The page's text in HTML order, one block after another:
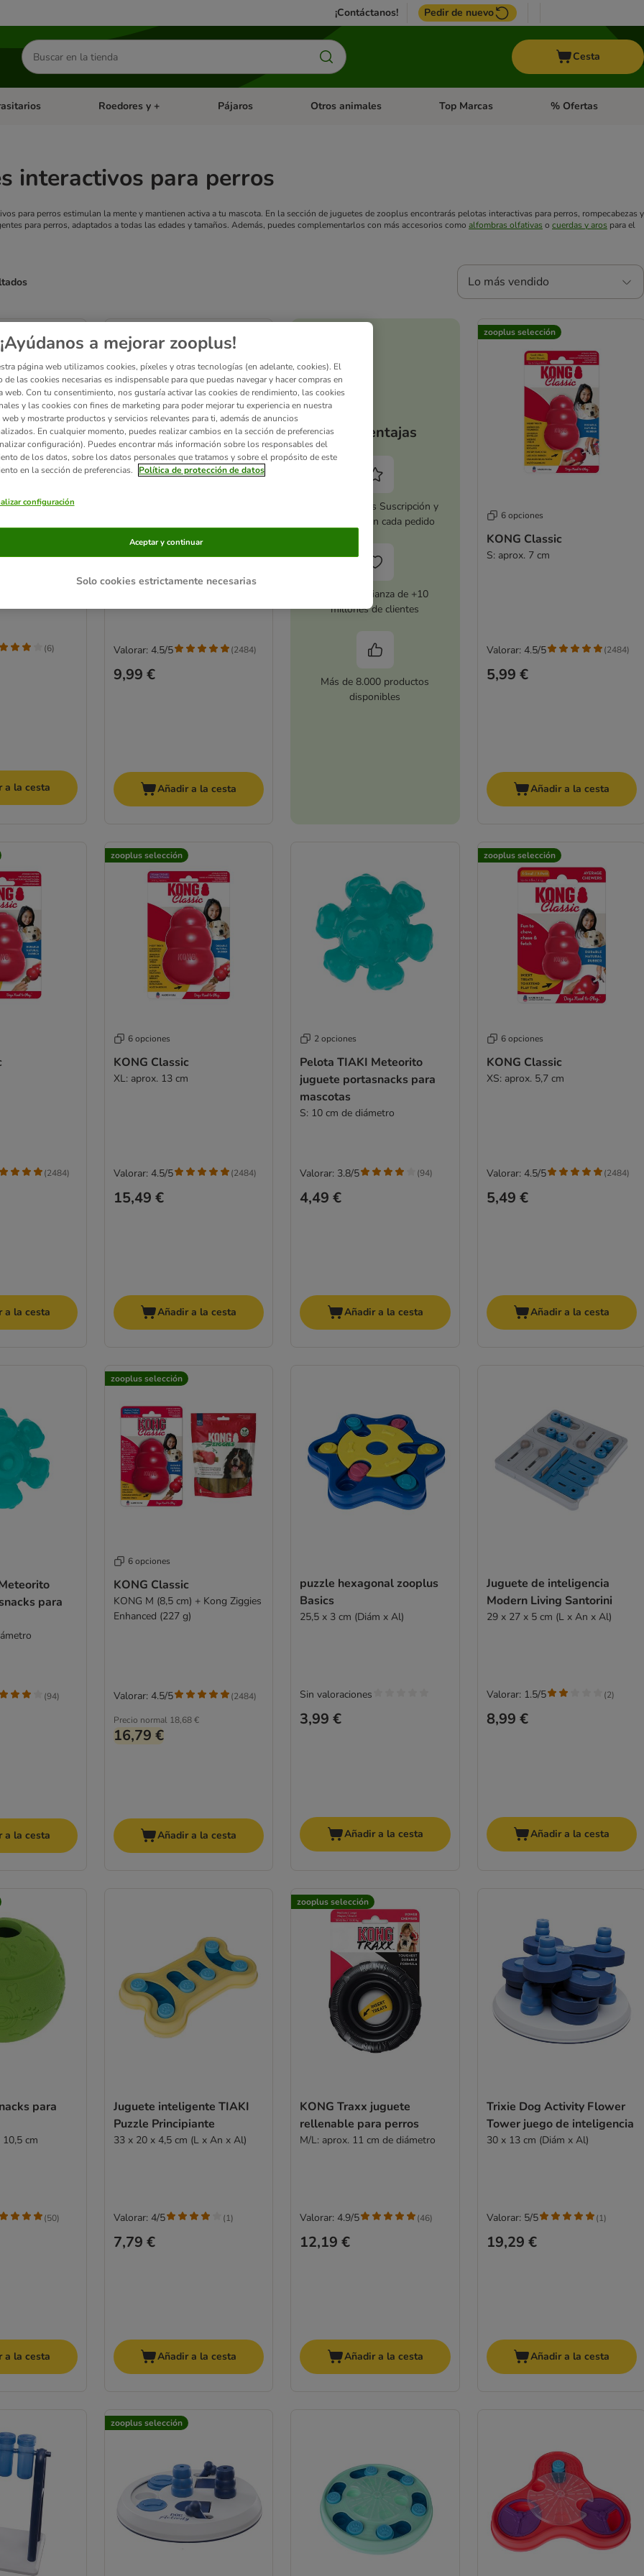
¡Contáctanos! Pedir de nuevo
Buscar
productos
Cesta
abierto: Dieta Vet.Menú de categoria abierto: Antiparasitarios
Roedores y + Menú de categoria abierto: Roedores y +
Pájaros Menú de categoria abierto: Pájaros
Otros animales Menú de categoria abierto: Otros animales
Top Marcas Menú de categoria
% Ofertas
interactivos para perros
para perros estimulan la mente y mantienen activa a tu mascota. En la sección de juguetes de zooplus encontrarás pelotas interactivas para perros, rompecabezas y
para perros, adaptados a todas las edades y tamaños. Además, puedes complementarlos con más accesorios como alfombras olfativas o cuerdas y aros para el
Lo más vendido
been changed
de
mascotas
x An x Al)
(6)
a la cesta
KONG Classic
L (10 cm)
9,99 €
Valorar: 4.5/5 (2484)
Añadir a la cesta
Tus ventajas
Activa zooplus Suscripción y
ahorra 5 % en cada pedido
Con la confianza de +10
millones de clientes
Más de 8.000 productos
disponibles
zooplus selección
6 opciones
KONG Classic
S: aprox. 7 cm
5,99 €
Valorar: 4.5/5 (2484)
Añadir a la cesta
(2484)
a la cesta
zooplus selección
6 opciones
KONG Classic
XL: aprox. 13 cm
15,49 €
Valorar: 4.5/5 (2484)
Añadir a la cesta
2 opciones
Pelota TIAKI Meteorito
juguete portasnacks para
mascotas
S: 10 cm de diámetro
4,49 €
Valorar: 3.8/5 (94)
Añadir a la cesta
zooplus selección
6 opciones
KONG Classic
XS: aprox. 5,7 cm
5,49 €
Valorar: 4.5/5 (2484)
Añadir a la cesta
para
(94)
a la cesta
zooplus selección
6 opciones
KONG Classic
KONG M (8,5 cm) + Kong Ziggies
Enhanced (227 g)
Precio normal 18,68 €
16,79 €
Valorar: 4.5/5 (2484)
Añadir a la cesta
puzzle hexagonal zooplus
Basics
25,5 x 3 cm (Diám x Al)
3,99 €
Sin valoraciones
Añadir a la cesta
Juguete de inteligencia
Modern Living Santorini
29 x 27 x 5 cm (L x An x Al)
8,99 €
Valorar: 1.5/5 (2)
Añadir a la cesta
para
cm
(50)
a la cesta
Juguete inteligente TIAKI
Puzzle Principiante
33 x 20 x 4,5 cm (L x An x Al)
7,79 €
Valorar: 4/5 (1)
Añadir a la cesta
zooplus selección
KONG Traxx juguete
rellenable para perros
M/L: aprox. 11 cm de diámetro
12,19 €
Valorar: 4.9/5 (46)
Añadir a la cesta
Trixie Dog Activity Flower
Tower juego de inteligencia
30 x 13 cm (Diám x Al)
19,29 €
Valorar: 5/5 (1)
Añadir a la cesta
zooplus selección
¡Ayúdanos a mejorar zooplus!
página web utilizamos cookies, píxeles y otras tecnologías (en adelante, cookies). El
de las cookies necesarias es indispensable para que puedas navegar y hacer compras en
web. Con tu consentimiento, nos gustaría activar las cookies de rendimiento, las cookies
y las cookies con fines de marketing para poder mejorar tu experiencia en nuestra
web y mostrarte productos y servicios relevantes para ti, además de anuncios
En cualquier momento, puedes realizar cambios en la sección de preferencias
configuración). Puedes encontrar más información sobre los responsables del
de los datos, sobre los datos personales que tratamos y sobre el propósito de este
en la sección de preferencias.
Política de protección de datos
configuración
Solo cookies estrictamente necesarias
Aceptar y continuar